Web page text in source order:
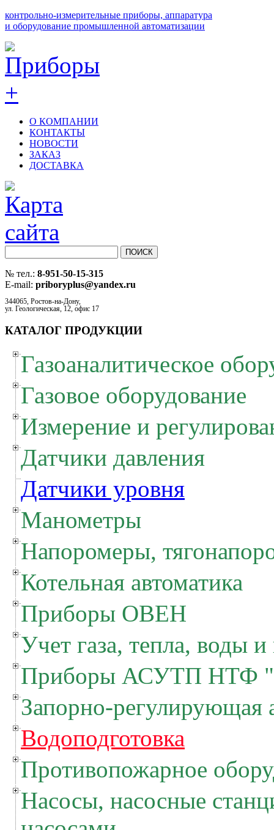
контрольно-измерительные приборы, аппаратура
и оборудование промышленной автоматизации
О КОМПАНИИ
КОНТАКТЫ
НОВОСТИ
ЗАКАЗ
ДОСТАВКА
№ тел.: 8-951-50-15-315
E-mail: priboryplus@yandex.ru
344065, Ростов-на-Дону,
ул. Геологическая, 12, офис 17
КАТАЛОГ ПРОДУКЦИИ
Газоаналитическое
Газовое оборудование
Измерение и
Датчики давления
Датчики уровня
Манометры
Напоромеры,
Котельная автоматика
Приборы ОВЕН
Учет газа, тепла, воды и
Приборы АСУТП НТФ
Запорно-регулирующая
Водоподготовка
Противопожарное
Насосы, насосные